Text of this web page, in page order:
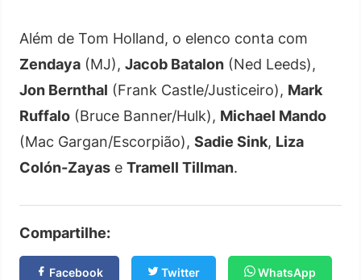
Além de Tom Holland, o elenco conta com
Zendaya (MJ), Jacob Batalon (Ned Leeds),
Jon Bernthal (Frank Castle/Justiceiro), Mark
Ruffalo (Bruce Banner/Hulk), Michael Mando
(Mac Gargan/Escorpião), Sadie Sink, Liza
Colón-Zayas e Tramell Tillman.
Compartilhe:
Facebook Twitter WhatsApp